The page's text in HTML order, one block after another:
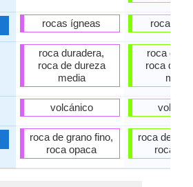
rocas ígneas
roca duradera,
roca de dureza
media
volcánico
roca de grano fino,
roca opaca
rocas
roca
roca de
media
roca de
roca